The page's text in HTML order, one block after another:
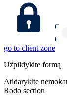
go to client zone
Užpildykite formą
Atidarykite
Rodo section